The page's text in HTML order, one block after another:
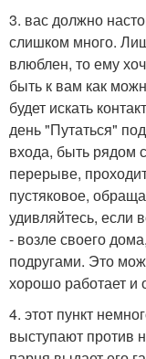
3. вас должно
слишком много.
влюблен, то ему
быть к вам как
будет искать
день "Путаться"
входа, быть рядом
перерыве,
пустяковое,
удивляйтесь, если
- возле своего
подругами. Это
хорошо работает и
4. этот пункт
выступают против